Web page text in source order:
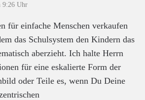
9:26 Uhr
für einfache Menschen verkaufen
das Schulsystem den Kindern das
aberzieht. Ich halte Herrn
für eine eskalierte Form der
oder Teile es, wenn Du Deine